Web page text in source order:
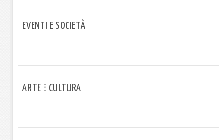
EVENTI E SOCIETÀ
ARTE E CULTURA